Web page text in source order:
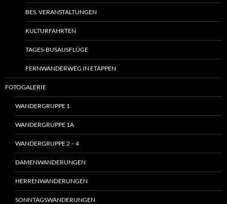
BES. VERANSTALTUNGEN
KULTURFAHRTEN
TAGES-BUSAUSFLÜGE
FERNWANDERWEG IN ETAPPEN
FOTOGALERIE
WANDERGRUPPE 1
WANDERGRUPPE 1A
WANDERGRUPPE 2 – 4
DAMENWANDERUNGEN
HERRENWANDERUNGEN
SONNTAGSWANDERUNGEN